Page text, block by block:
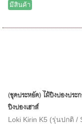
มีสินค้า
(ชุดประหยัด) ไม้ปิงปองประ
ปิงปองเฮาส์
Loki Kirin K5 (รุ่นปกติ /